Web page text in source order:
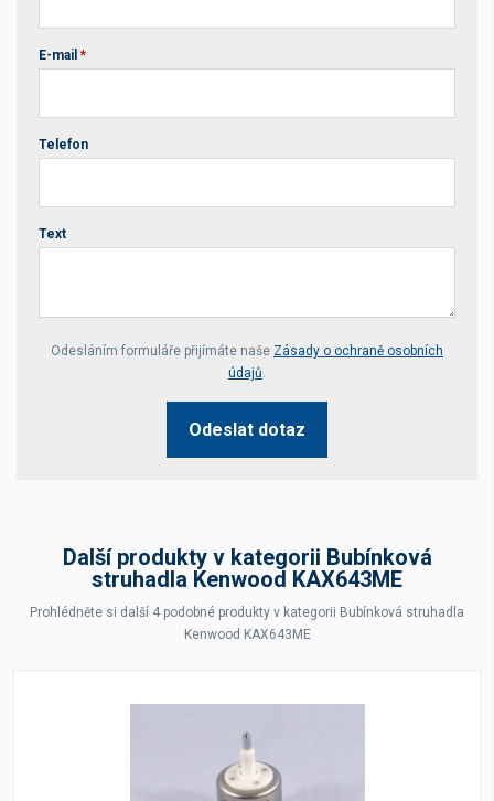
E-mail *
Telefon
Text
Your website *
Odesláním formuláře přijímáte naše Zásady o ochraně osobních
údajů.
Odeslat dotaz
Další produkty v kategorii Bubínková
struhadla Kenwood KAX643ME
Prohlédněte si další 4 podobné produkty v kategorii Bubínková struhadla
Kenwood KAX643ME